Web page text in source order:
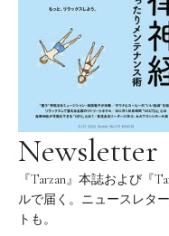
Newsletter
『Tarzan』本誌および『
ルで届く。ニュースレタ
トも。